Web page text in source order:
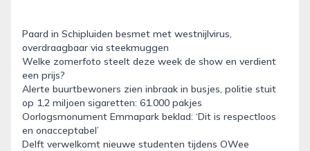
Paard in Schipluiden besmet met westnijlvirus,
overdraagbaar via steekmuggen
Welke zomerfoto steelt deze week de show en verdient
een prijs?
Alerte buurtbewoners zien inbraak in busjes, politie stuit
op 1,2 miljoen sigaretten: 61.000 pakjes
Oorlogsmonument Emmapark beklad: ‘Dit is respectloos
en onacceptabel’
Delft verwelkomt nieuwe studenten tijdens OWee